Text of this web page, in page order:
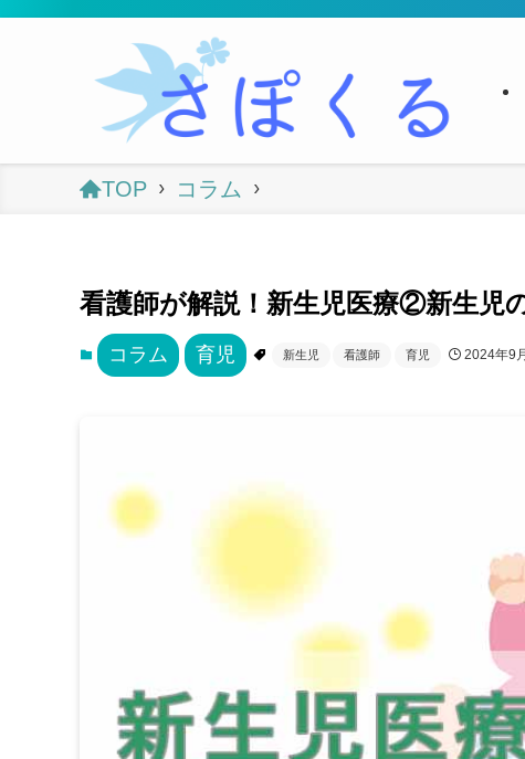
TOP コラム
看護師が解説！新生児医療②新生児
コラム 育児 新生児 看護師 育児 2024年9